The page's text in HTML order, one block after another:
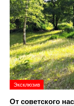
Эксклюзив
От советского